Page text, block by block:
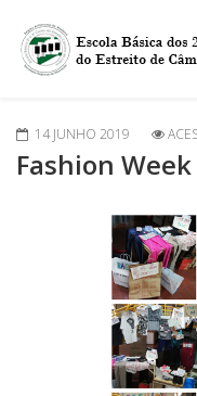
14 JUNHO 2019
Fashion Week